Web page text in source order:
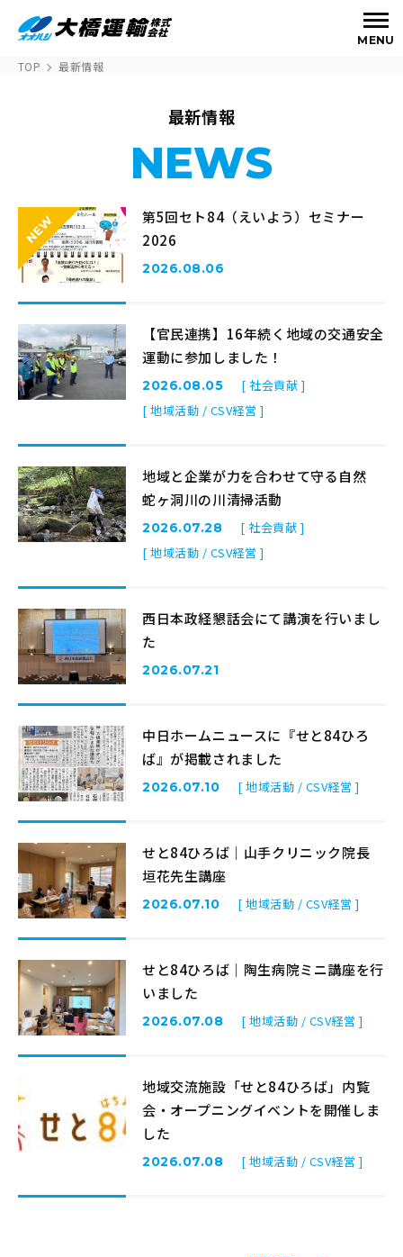
MENU
TOP 最新情報
最新情報
NEWS
第5回セト84（えいよう）セミナー
2026
2026.08.06
【官民連携】16年続く地域の交通安全
運動に参加しました！
2026.08.05
[ 社会貢献 ]
[ 地域活動 / CSV経営 ]
地域と企業が力を合わせて守る自然
蛇ヶ洞川の川清掃活動
2026.07.28
[ 社会貢献 ]
[ 地域活動 / CSV経営 ]
西日本政経懇話会にて講演を行いまし
た
2026.07.21
中日ホームニュースに『せと84ひろ
ば』が掲載されました
2026.07.10 [ 地域活動 / CSV経営 ]
せと84ひろば│山手クリニック院長
垣花先生講座
2026.07.10 [ 地域活動 / CSV経営 ]
せと84ひろば│陶生病院ミニ講座を行
いました
2026.07.08 [ 地域活動 / CSV経営 ]
地域交流施設「せと84ひろば」内覧
会・オープニングイベントを開催しま
した
2026.07.08 [ 地域活動 / CSV経営 ]